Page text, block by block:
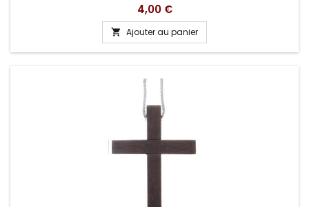
Prix
4,00 €
 Ajouter au panier